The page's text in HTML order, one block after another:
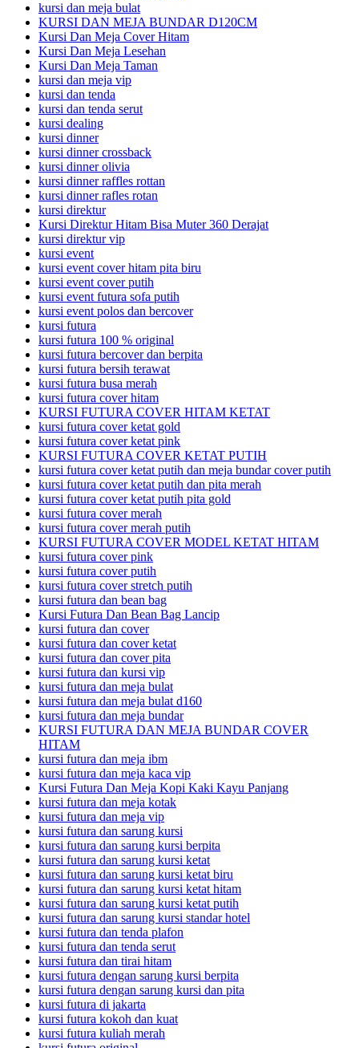
kursi dan meja bulat
KURSI DAN MEJA BUNDAR D120CM
Kursi Dan Meja Cover Hitam
Kursi Dan Meja Lesehan
Kursi Dan Meja Taman
kursi dan meja vip
kursi dan tenda
kursi dan tenda serut
kursi dealing
kursi dinner
kursi dinner crossback
kursi dinner olivia
kursi dinner raffles rottan
kursi dinner rafles rotan
kursi direktur
Kursi Direktur Hitam Bisa Muter 360 Derajat
kursi direktur vip
kursi event
kursi event cover hitam pita biru
kursi event cover putih
kursi event futura sofa putih
kursi event polos dan bercover
kursi futura
kursi futura 100 % original
kursi futura bercover dan berpita
kursi futura bersih terawat
kursi futura busa merah
kursi futura cover hitam
KURSI FUTURA COVER HITAM KETAT
kursi futura cover ketat gold
kursi futura cover ketat pink
KURSI FUTURA COVER KETAT PUTIH
kursi futura cover ketat putih dan meja bundar cover putih
kursi futura cover ketat putih dan pita merah
kursi futura cover ketat putih pita gold
kursi futura cover merah
kursi futura cover merah putih
KURSI FUTURA COVER MODEL KETAT HITAM
kursi futura cover pink
kursi futura cover putih
kursi futura cover stretch putih
kursi futura dan bean bag
Kursi Futura Dan Bean Bag Lancip
kursi futura dan cover
kursi futura dan cover ketat
kursi futura dan cover pita
kursi futura dan kursi vip
kursi futura dan meja bulat
kursi futura dan meja bulat d160
kursi futura dan meja bundar
KURSI FUTURA DAN MEJA BUNDAR COVER
HITAM
kursi futura dan meja ibm
kursi futura dan meja kaca vip
Kursi Futura Dan Meja Kopi Kaki Kayu Panjang
kursi futura dan meja kotak
kursi futura dan meja vip
kursi futura dan sarung kursi
kursi futura dan sarung kursi berpita
kursi futura dan sarung kursi ketat
kursi futura dan sarung kursi ketat biru
kursi futura dan sarung kursi ketat hitam
kursi futura dan sarung kursi ketat putih
kursi futura dan sarung kursi standar hotel
kursi futura dan tenda plafon
kursi futura dan tenda serut
kursi futura dan tirai hitam
kursi futura dengan sarung kursi berpita
kursi futura dengan sarung kursi dan pita
kursi futura di jakarta
kursi futura kokoh dan kuat
kursi futura kuliah merah